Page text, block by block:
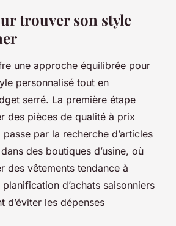
trouver son style
une approche équilibrée pour
personnalisé tout en
serré. La première étape
des pièces de qualité à prix
par la recherche d’articles
des boutiques d’usine, où
des vêtements tendance à
d’achats saisonniers
d’éviter les dépenses